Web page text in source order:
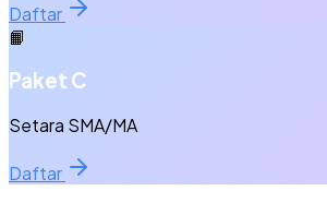
Daftar
📙
Paket C
Setara SMA/MA
Daftar